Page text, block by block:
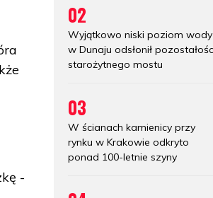
-
02
Wyjątkowo niski poziom wody
w Dunaju odsłonił
starożytnego mostu
03
W ścianach kamienicy przy
rynku w Krakowie odkryto
ponad 100-letnie szyny